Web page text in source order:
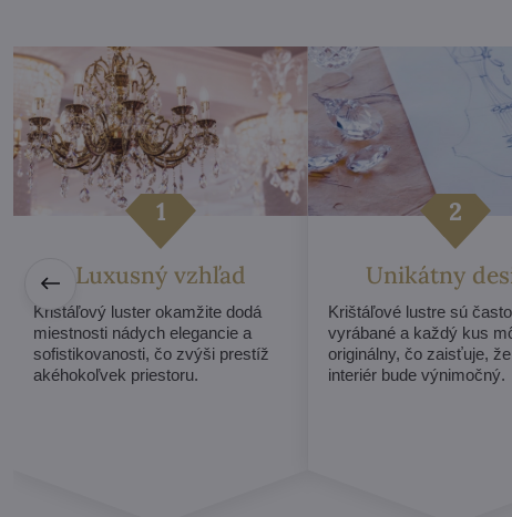
Luxusný vzhľad
Krištáľový luster okamžite dodá
miestnosti nádych elegancie a
sofistikovanosti, čo zvýši prestíž
akéhokoľvek priestoru.
Unikátny
Krištáľové lustre sú
vyrábané a každý kus
originálny, čo zaisťuje,
interiér bude výnimočný.